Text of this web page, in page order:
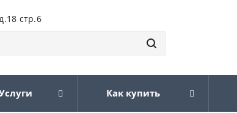
стр.6
Как купить